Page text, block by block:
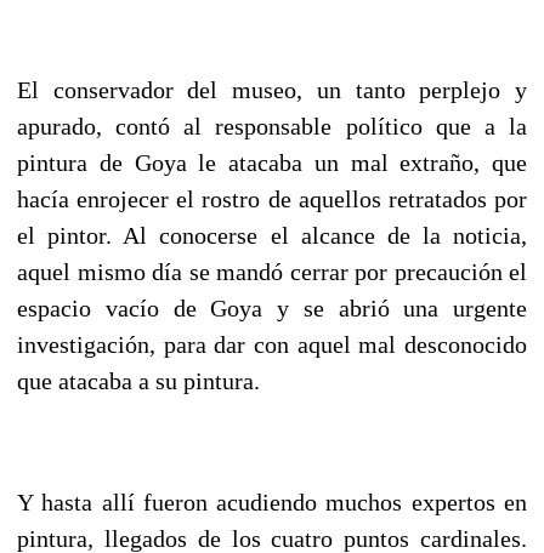
El conservador del museo, un tanto perplejo y
apurado, contó al responsable político que a la
pintura de Goya le atacaba un mal extraño, que
hacía enrojecer el rostro de aquellos retratados por
el pintor. Al conocerse el alcance de la noticia,
aquel mismo día se mandó cerrar por precaución el
espacio vacío de Goya y se abrió una urgente
investigación, para dar con aquel mal desconocido
que atacaba a su pintura.
Y hasta allí fueron acudiendo muchos expertos en
pintura, llegados de los cuatro puntos cardinales.